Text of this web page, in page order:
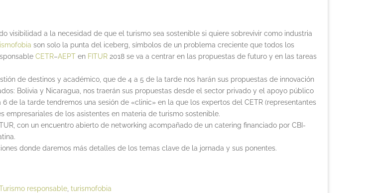
visibilidad a la necesidad de que el turismo sea sostenible si quiere sobrevivir como industria
son solo la punta del iceberg, símbolos de un problema creciente que todos los
CETR–AEPT en FITUR 2018 se va a centrar en las propuestas de futuro y en las tareas
de destinos y académico, que de 4 a 5 de la tarde nos harán sus propuestas de innovación
Bolivia y Nicaragua, nos traerán sus propuestas desde el sector privado y el apoyo público
de la tarde tendremos una sesión de «clinic» en la que los expertos del CETR (representantes
empresariales de los asistentes en materia de turismo sostenible.
con un encuentro abierto de networking acompañado de un catering financiado por CBI-
donde daremos más detalles de los temas clave de la jornada y sus ponentes.
responsable turismofobia